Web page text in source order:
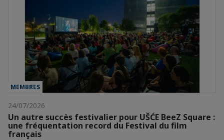
MEMBRES
24/07/2026
Un autre succès festivalier pour UŠĆE BeeZ Square :
une fréquentation record du Festival du film
français